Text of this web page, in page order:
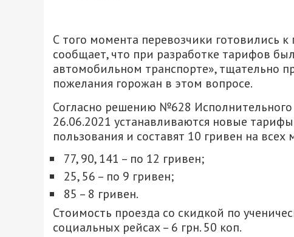
С того момента перевозчики готовились
сообщает, что при разработке тарифов
автомобильном транспорте», тщательно
пожелания горожан в этом вопросе.
Согласно решению №628 Исполнительного
26.06.2021 устанавливаются новые
пользования и составят 10 гривен на
77, 90, 141 – по 12 гривен;
25, 56 – по 9 гривен;
85 – 8 гривен.
Стоимость проезда со скидкой по
социальных рейсах – 6 грн. 50 коп.